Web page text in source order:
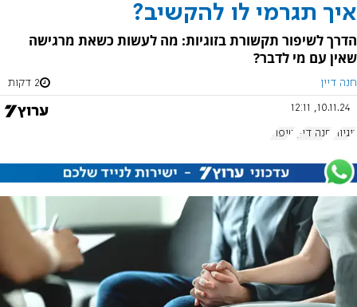
איך תגרמי לו להקשיב?
הדרך לשיפור תקשורת בזוגיות: מה לעשות כשאת מרגישה
שאין עם מי לדבר?
חנה דיין 2 דקות
10.11.24, 12:11
זוגיות חנה דיין טיפול